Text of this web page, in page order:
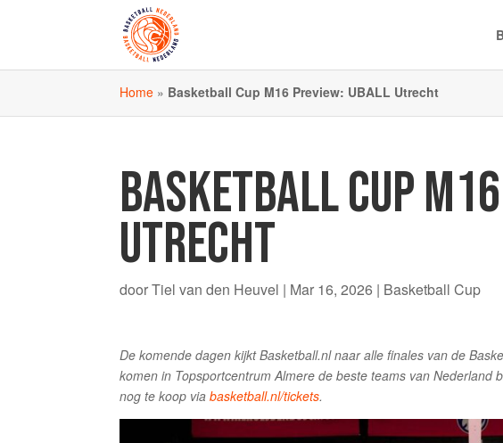
Home » Basketball Cup M16 Preview: UBALL Utrecht
BASKETBALL CUP
UTRECHT
doorTiel van den Heuvel | Mar 16, 2026 | Basketball Cup
De komende dagen kijkt Basketball.nl naar alle finales van de
komen in Topsportcentrum Almere de beste teams van
nog te koop viabasketball.nl/tickets.